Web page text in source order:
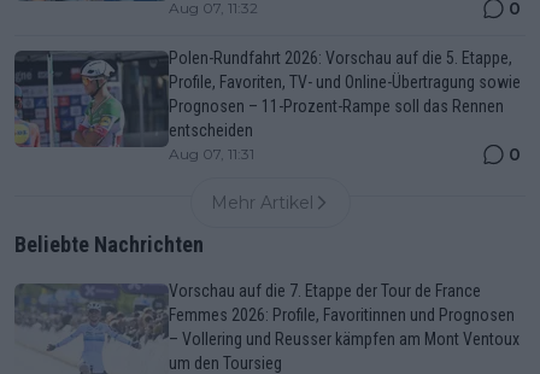
Aug 07, 11:32 0
Polen-Rundfahrt 2026: Vorschau auf die 5. Etappe,
Profile, Favoriten, TV- und Online-Übertragung sowie
Prognosen – 11-Prozent-Rampe soll das Rennen
entscheiden
Aug 07, 11:31 0
Mehr Artikel
Beliebte Nachrichten
Vorschau auf die 7. Etappe der Tour de France
Femmes 2026: Profile, Favoritinnen und Prognosen
– Vollering und Reusser kämpfen am Mont Ventoux
um den Toursieg